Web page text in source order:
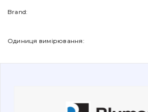
Contacts
Vacancies
Brand:
Одиниця вимірювання: